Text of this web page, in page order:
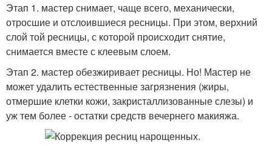
Этап 1. мастер снимает, чаще всего, механически,
отросшие и отслоившиеся ресницы. При этом, верхний
слой той ресницы, с которой происходит снятие,
снимается вместе с клеевым слоем.
Этап 2. мастер обезжиривает ресницы. Но! Мастер не
может удалить естественные загрязнения (жиры,
отмершие клетки кожи, закристаллизованные слезы) и
уж тем более - остатки средств вечернего макияжа.